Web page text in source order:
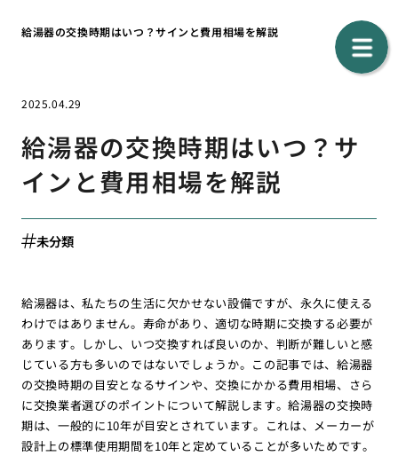
給湯器の交換時期はいつ？サインと費用相場を解説
2025.04.29
給湯器の交換時期はいつ？サ
インと費用相場を解説
未分類
給湯器は、私たちの生活に欠かせない設備ですが、永久に使える
わけではありません。寿命があり、適切な時期に交換する必要が
あります。しかし、いつ交換すれば良いのか、判断が難しいと感
じている方も多いのではないでしょうか。この記事では、給湯器
の交換時期の目安となるサインや、交換にかかる費用相場、さら
に交換業者選びのポイントについて解説します。給湯器の交換時
期は、一般的に10年が目安とされています。これは、メーカーが
設計上の標準使用期間を10年と定めていることが多いためです。